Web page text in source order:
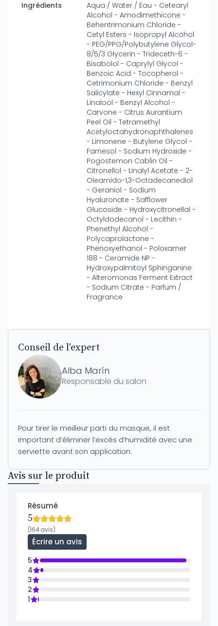
Ingrédients
Aqua / Water / Eau - Cetearyl
Alcohol - Amodimethicone -
Behentrimonium Chloride -
Cetyl Esters - Isopropyl Alcohol
- PEG/PPG/Polybutylene Glycol-
8/5/3 Glycerin - Trideceth-6 -
Bisabolol - Caprylyl Glycol -
Benzoic Acid - Tocopherol -
Cetrimonium Chloride - Benzyl
Salicylate - Hexyl Cinnamal -
Linalool - Benzyl Alcohol -
Carvone - Citrus Aurantium
Peel Oil - Tetramethyl
Acetyloctahydronaphthalenes
- Limonene - Butylene Glycol -
Farnesol - Sodium Hydroxide -
Pogostemon Cablin Oil -
Citronellol - Linalyl Acetate - 2-
Oleamido-1,3-Octadecanediol
- Geraniol - Sodium
Hyaluronate - Safflower
Glucoside - Hydroxycitronellal -
Octyldodecanol - Lecithin -
Phenethyl Alcohol -
Polycaprolactone -
Phenoxyethanol - Poloxamer
188 - Ceramide NP -
Hydroxypalmitoyl Sphinganine
- Alteromonas Ferment Extract
- Sodium Citrate - Parfum /
Fragrance
Conseil de l'expert
Alba Marín
Responsable du salon
Pour tirer le meilleur parti du masque, il est
important d’éliminer l’excès d’humidité avec une
serviette avant son application.
Avis sur le produit
Résumé
5
(164 avis)
Écrire un avis
5
4
3
2
1